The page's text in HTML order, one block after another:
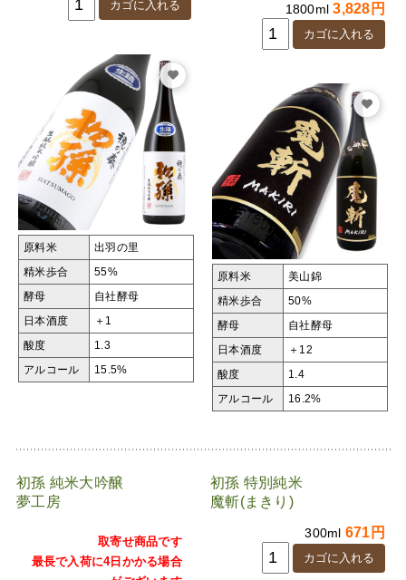
原料米 出羽の里
精米歩合 55%
酵母 自社酵母
日本酒度 ＋1
酸度 1.3
アルコール 15.5%
1800ml3,828円
原料米 美山錦
精米歩合 50%
酵母 自社酵母
日本酒度 ＋12
酸度 1.4
アルコール 16.2%
初孫 純米大吟醸
夢工房
取寄せ商品です
最長で入荷に4日かかる場合
初孫 特別純米
魔斬(まきり)
300ml 671円